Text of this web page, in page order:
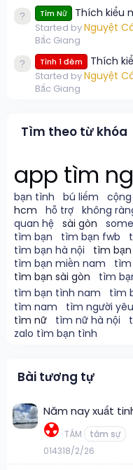
Tìm Nữ Thích kiểu
Started byNguyệt
Bắc Giang
Tình 1 đêm Thích
Started byNguyệt
Bắc Giang
Tìm theo từ khóa
app tìm
bạn tình
bú liếm
hcm
hỗ trợ không
quan hệ sài gòn some
tìm bạn
tìm bạn fwb
tìm bạn hà nội
tìm
tìm bạn miền nam
tìm
tìm bạn sài gòn
tìm
tìm bạn tình nam
tìm
tìm nam tìm người yêu
tìm nữ
tìm nữ hà nội
zalo tìm bạn tình
Bài tương tự
Năm nay xuất
☢️ TÁM
tâm sự
014318/2/26